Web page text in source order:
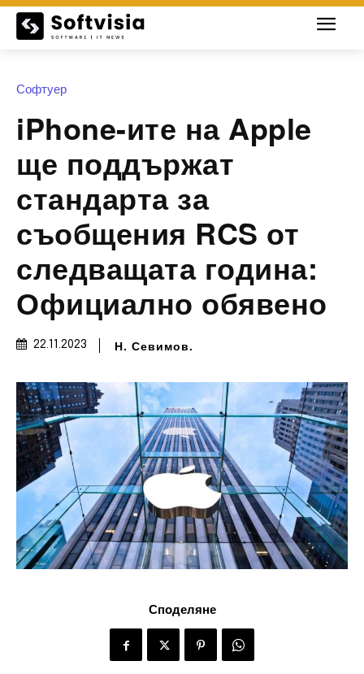
Софтуер
iPhone-ите на Apple
ще поддържат
стандарта за
съобщения RCS от
следващата година:
Официално обявено
22.11.2023 Н. Севимов.
Споделяне